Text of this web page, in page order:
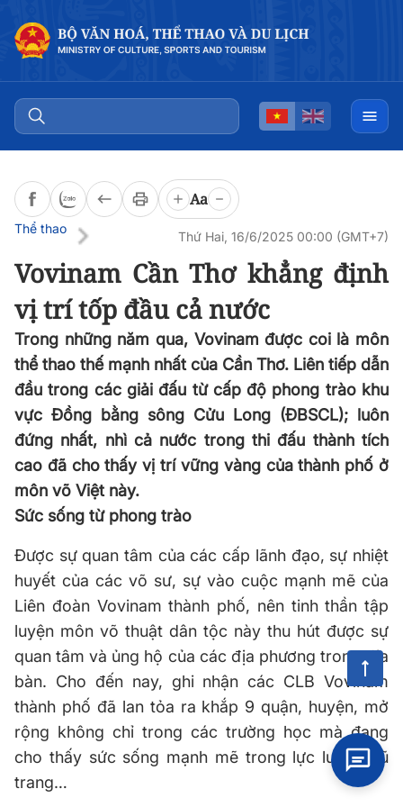
Aa
Thể thao
Thứ Hai, 16/6/2025 00:00 (GMT+7)
Vovinam Cần Thơ khẳng định
vị trí tốp đầu cả nước
Trong những năm qua, Vovinam được coi là môn
thể thao thế mạnh nhất của Cần Thơ. Liên tiếp dẫn
đầu trong các giải đấu từ cấp độ phong trào khu
vực Đồng bằng sông Cửu Long (ĐBSCL); luôn
đứng nhất, nhì cả nước trong thi đấu thành tích
cao đã cho thấy vị trí vững vàng của thành phố ở
môn võ Việt này.
Sức sống từ phong trào
Được sự quan tâm của các cấp lãnh đạo, sự nhiệt
huyết của các võ sư, sự vào cuộc mạnh mẽ của
Liên đoàn Vovinam thành phố, nên tinh thần tập
luyện môn võ thuật dân tộc này thu hút được sự
quan tâm và ủng hộ của các địa phương trong địa
bàn. Cho đến nay, ghi nhận các CLB Vovinam
thành phố đã lan tỏa ra khắp 9 quận, huyện, mở
rộng không chỉ trong các trường học mà đang
cho thấy sức sống mạnh mẽ trong lực lượng vũ
trang…
Đọc bài